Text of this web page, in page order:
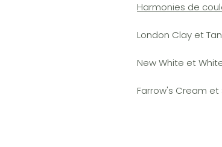
Harmonies de
London Clay et
New White et
Farrow's Cream et